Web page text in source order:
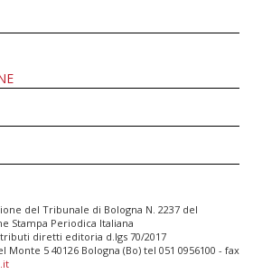
del Tribunale di Bologna N. 2237 del
Stampa Periodica Italiana
diretti editoria d.lgs 70/2017
5 40126 Bologna (Bo) tel 051 0956100 - fax